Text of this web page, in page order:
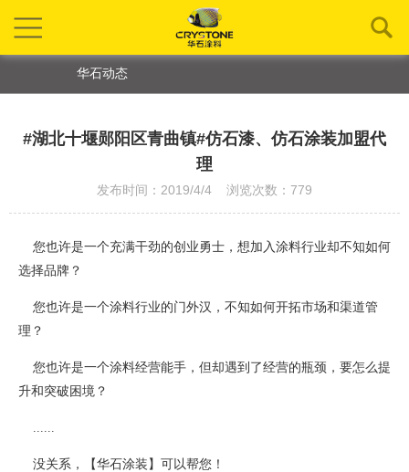
华石动态
#湖北十堰郧阳区青曲镇#仿石漆、仿石涂装加盟代
理
发布时间：2019/4/4 浏览次数：779
您也许是一个充满干劲的创业勇士，想加入涂料行业却不知如何
选择品牌？
您也许是一个涂料行业的门外汉，不知如何开拓市场和渠道管
理？
您也许是一个涂料经营能手，但却遇到了经营的瓶颈，要怎么提
升和突破困境？
......
没关系，【华石涂装】可以帮您！